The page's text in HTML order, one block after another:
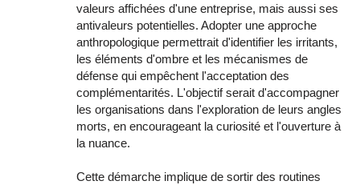
valeurs affichées d'une entreprise, mais aussi ses
antivaleurs potentielles. Adopter une approche
anthropologique permettrait d'identifier les irritants,
les éléments d'ombre et les mécanismes de
défense qui empêchent l'acceptation des
complémentarités. L'objectif serait d'accompagner
les organisations dans l'exploration de leurs angles
morts, en encourageant la curiosité et l'ouverture à
la nuance.
Cette démarche implique de sortir des routines